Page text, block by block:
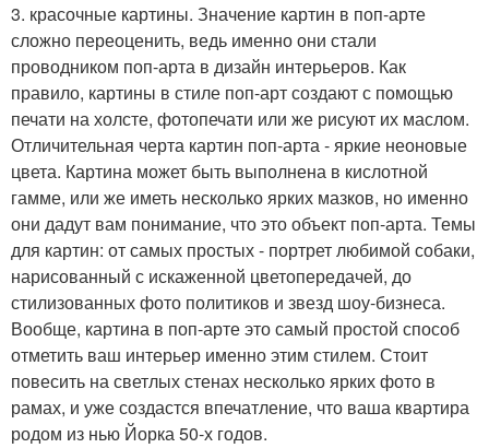
3. красочные картины. Значение картин в поп-арте
сложно переоценить, ведь именно они стали
проводником поп-арта в дизайн интерьеров. Как
правило, картины в стиле поп-арт создают с помощью
печати на холсте, фотопечати или же рисуют их маслом.
Отличительная черта картин поп-арта - яркие неоновые
цвета. Картина может быть выполнена в кислотной
гамме, или же иметь несколько ярких мазков, но именно
они дадут вам понимание, что это объект поп-арта. Темы
для картин: от самых простых - портрет любимой собаки,
нарисованный с искаженной цветопередачей, до
стилизованных фото политиков и звезд шоу-бизнеса.
Вообще, картина в поп-арте это самый простой способ
отметить ваш интерьер именно этим стилем. Стоит
повесить на светлых стенах несколько ярких фото в
рамах, и уже создастся впечатление, что ваша квартира
родом из нью Йорка 50-х годов.